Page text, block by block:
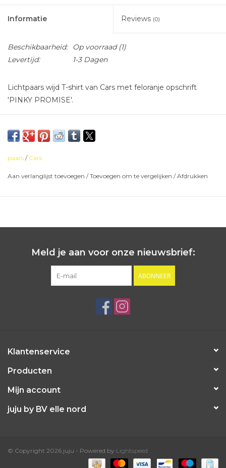
Informatie Reviews (0)
Beschikbaarheid: Op voorraad(1)
Levertijd:
1-3 Dagen
Lichtpaars wijd T-shirt van Cars met feloranje opschrift
'PINKY PROMISE'.
paars / Cars
Aan verlanglijst toevoegen /Toevoegen om te vergelijken /Afdrukken
Meld je aan voor onze nieuwsbrief:
ABONNEER
Klantenservice
Producten
Mijn account
juju by BV elle nord
© Copyright 2026 juju - Powered by Lightspeed